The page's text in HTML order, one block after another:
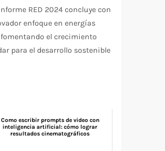
RED 2024 concluye con
enfoque en energías
el crecimiento
para el desarrollo sostenible
Como escribir prompts de video con
inteligencia artificial: cómo lograr
resultados cinematográficos